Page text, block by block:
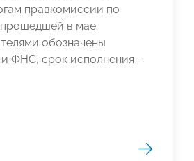
правкомиссии по
в мае.
обозначены
ФНС, срок исполнения –